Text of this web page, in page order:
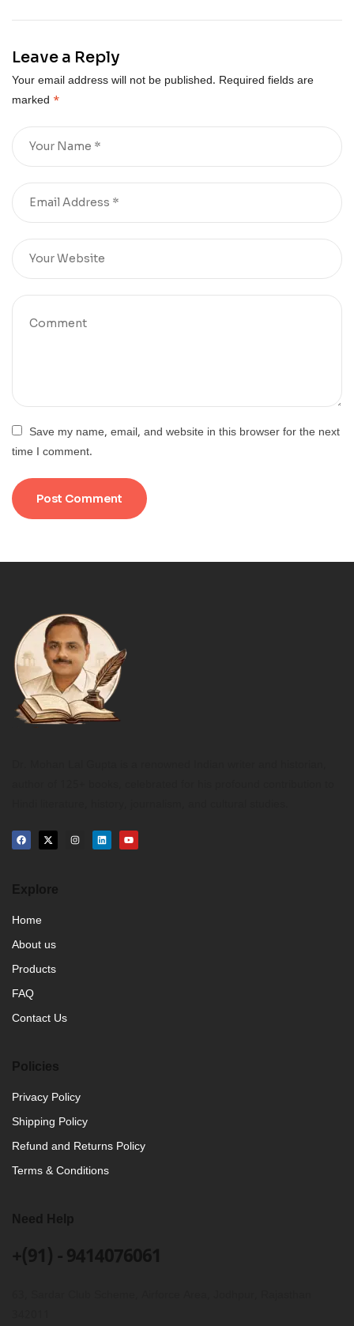
Leave a Reply
Your email address will not be published. Required fields are
marked *
Save my name, email, and website in this browser for the next
time I comment.
Explore
Home
About us
Products
FAQ
Contact Us
Policies
Privacy Policy
Shipping Policy
Refund and Returns Policy
Terms & Conditions
Need Help
+(91) - 9414076061